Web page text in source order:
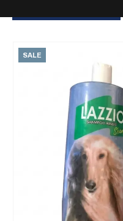
SALE